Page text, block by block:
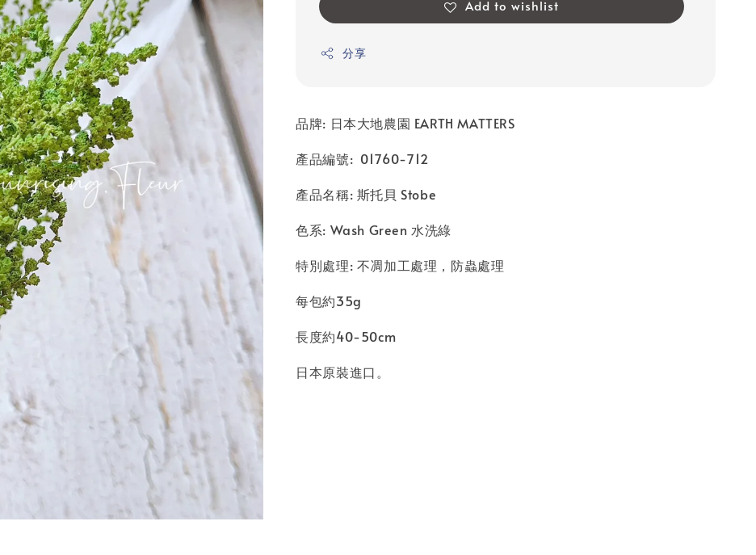
Add to wishlist
分享
品牌: 日本大地農園 EARTH MATTERS
產品編號: 01760-712
產品名稱: 斯托貝 Stobe
色系: Wash Green 水洗綠
特別處理: 不凋加工處理，防蟲處理
每包約35g
長度約40-50cm
日本原裝進口。